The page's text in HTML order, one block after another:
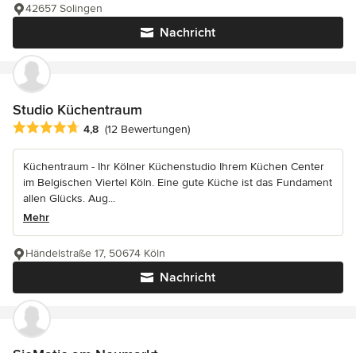
Nachricht
42657 Solingen
Studio Küchentraum
Durchschnittliche Bewertung: 4.8 von 5 Sternen
4,8 (12 Bewertungen)
Küchentraum - Ihr Kölner Küchenstudio Ihrem Küchen Center
im Belgischen Viertel Köln. Eine gute Küche ist das Fundament
allen Glücks. Aug...
Mehr
Nachricht
Händelstraße 17, 50674 Köln